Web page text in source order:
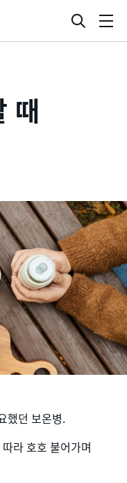
검
색
때
했던 보온병.
라 호호 불어가며